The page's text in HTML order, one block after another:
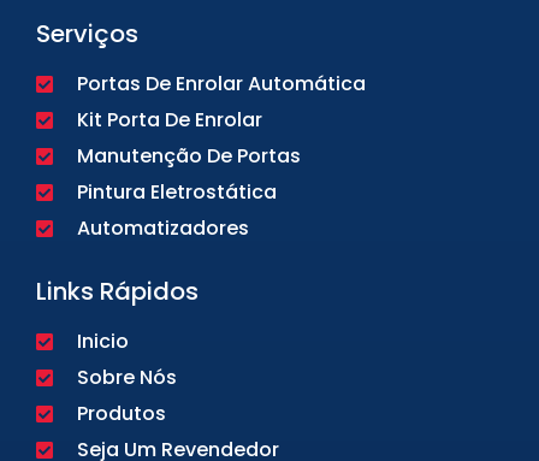
Serviços
Portas De Enrolar Automática
Kit Porta De Enrolar
Manutenção De Portas
Pintura Eletrostática
Automatizadores
Links Rápidos
Inicio
Sobre Nós
Produtos
Seja Um Revendedor